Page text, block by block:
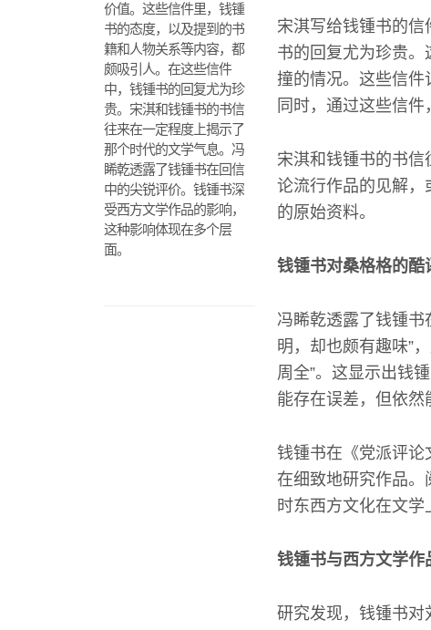
价值。这些信件里，钱锺
书的态度，以及提到的书
籍和人物关系等内容，都
颇吸引人。在这些信件
中，钱锺书的回复尤为珍
贵。宋淇和钱锺书的书信
往来在一定程度上揭示了
那个时代的文学气息。冯
睎乾透露了钱锺书在回信
中的尖锐评价。钱锺书深
受西方文学作品的影响，
这种影响体现在多个层
面。
宋淇写给钱锺书的
书的回复尤为珍贵
撞的情况。这些信件
同时，通过这些信件
宋淇和钱锺书的书
论流行作品的见解，
的原始资料。
钱锺书对桑格格的酷
冯睎乾透露了钱锺书
明，却也颇有趣味”
周全”。这显示出钱
能存在误差，但依然
钱锺书在《党派评论
在细致地研究作品。
时东西方文化在文学
钱锺书与西方文学作
研究发现，钱锺书